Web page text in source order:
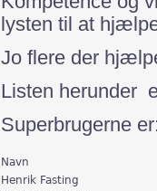
lysten til at
Jo flere der
Listen herunder
Superbrugerne
Navn
Henrik Fasting